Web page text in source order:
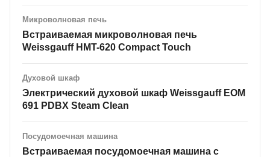
Микроволновая печь
Встраиваемая микроволновая печь
Weissgauff HMT-620 Compact Touch
Духовой шкаф
Электрический духовой шкаф Weissgauff EOM
691 PDBX Steam Clean
Посудомоечная машина
Встраиваемая посудомоечная машина с